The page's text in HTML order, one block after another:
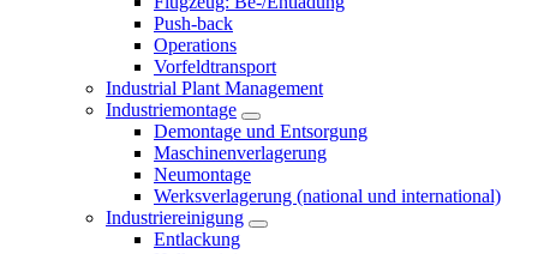
Push-back
Operations
Vorfeldtransport
Industrial Plant Management
Industriemontage
Demontage und Entsorgung
Maschinenverlagerung
Neumontage
Werksverlagerung (national und international)
Industriereinigung
Entlackung